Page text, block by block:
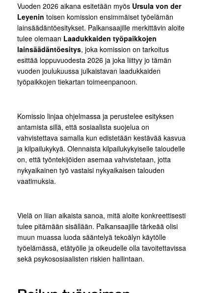
Vuoden 2026 aikana esitetään myös Ursula von der
Leyenin toisen komission ensimmäiset työelämän
lainsäädäntöesitykset. Palkansaajille merkittävin aloite
tulee olemaan Laadukkaiden työpaikkojen
lainsäädäntöesitys, joka komission on tarkoitus
esittää loppuvuodesta 2026 ja joka liittyy jo tämän
vuoden joulukuussa julkaistavan laadukkaiden
työpaikkojen tiekartan toimeenpanoon.
Komissio linjaa ohjelmassa ja perustelee esityksen
antamista sillä, että sosiaalista suojelua on
vahvistettava samalla kun edistetään kestävää kasvua
ja kilpailukykyä. Olennaista kilpailukykyiselle taloudelle
on, että työntekijöiden asemaa vahvistetaan, jotta
nykyaikainen työ vastaisi nykyaikaisen talouden
vaatimuksia.
Vielä on liian aikaista sanoa, mitä aloite konkreettisesti
tulee pitämään sisällään. Palkansaajille tärkeää olisi
muun muassa luoda sääntelyä tekoälyn käytölle
työelämässä, etätyölle ja oikeudelle olla tavoitettavissa
sekä psykososiaalisten riskien hallintaan.